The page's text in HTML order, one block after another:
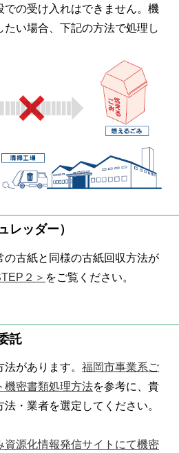
での受け入れはできません。機
い場合、下記の方法で処理し
レッダー）
の古紙と同様の古紙回収方法が
２＞ をご覧ください。
託
法があります。福岡市事業系ご
機密書類処理方法を参考に、貴
・業者を選定してください。
資源化情報発信サイトにて機密